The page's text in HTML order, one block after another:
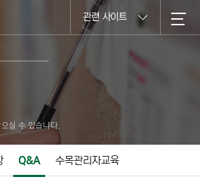
관련 사이트
실 수 있습니다.
Q&A 수목관리자교육